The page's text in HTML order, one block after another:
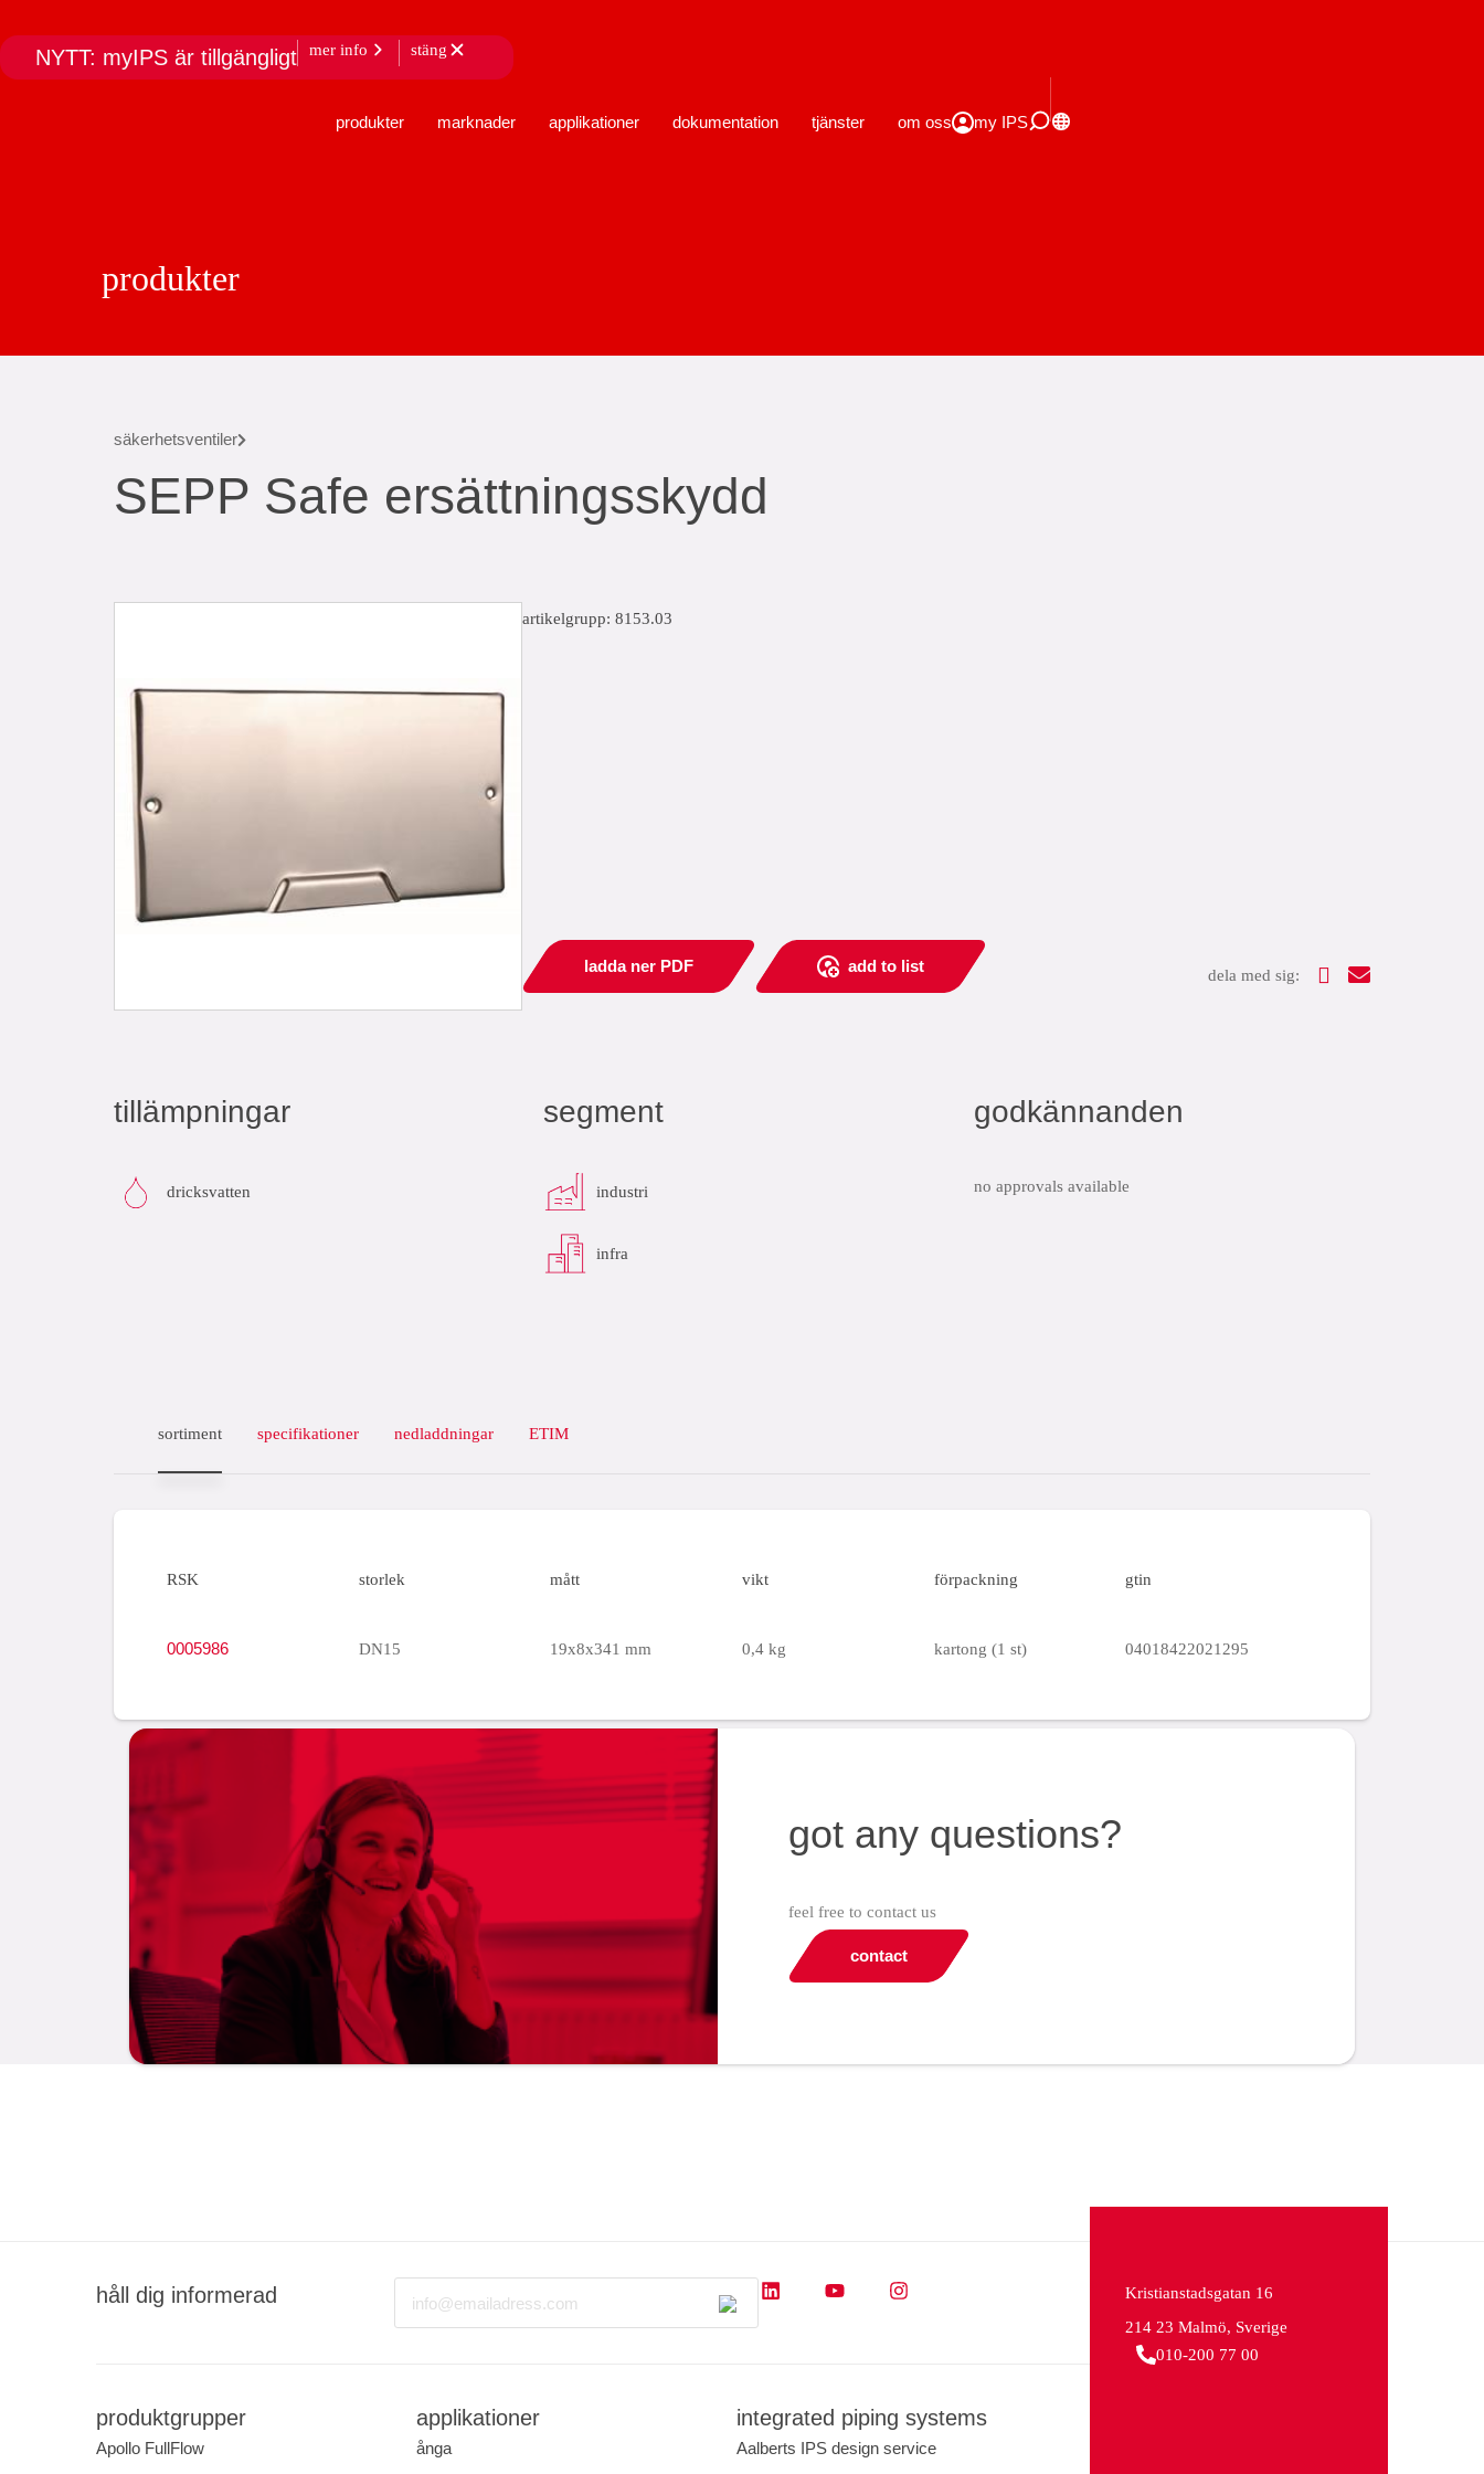
NYTT: myIPS är tillgängligt mer info stäng
produkter marknader applikationer dokumentation tjänster om oss
produkter
säkerhetsventiler
SEPP Safe ersättningsskydd
artikelgrupp: 8153.03
ladda ner PDF add to list dela med sig:
tillämpningar
dricksvatten
segment
industri
infra
godkännanden
no approvals available
sortiment specifikationer nedladdningar ETIM
RSK storlek mått vikt förpackning gtin
0005986 DN15 19x8x341 mm 0,4 kg kartong (1 st) 04018422021295
got any questions?
feel free to contact us
contact
håll dig informerad
produktgrupper
Apollo FullFlow
applikationer
ånga
integrated piping systems
Aalberts IPS design service
Kristianstadsgatan 16
214 23 Malmö, Sverige
010-200 77 00